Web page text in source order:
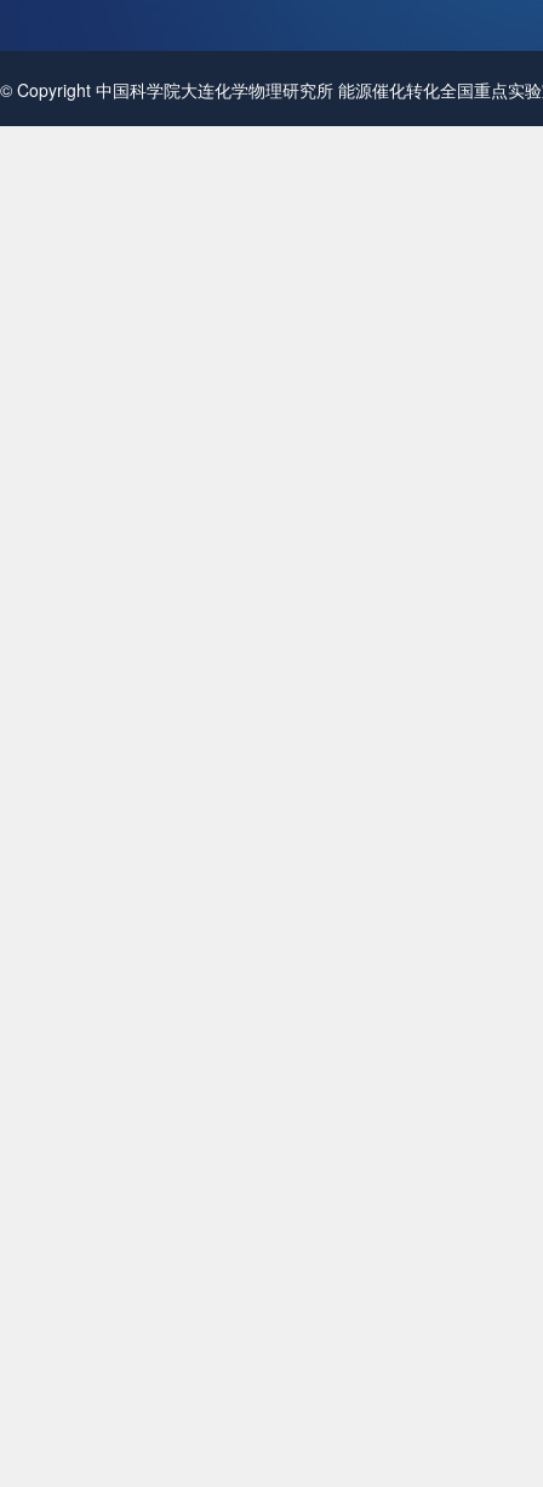
© Copyright 中国科学院大连化学物理研究所 能源催化转化全国重点实